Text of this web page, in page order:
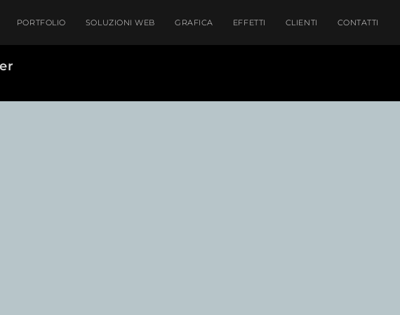
PORTFOLIO SOLUZIONI WEB GRAFICA EFFETTI CLIENTI CONTATTI